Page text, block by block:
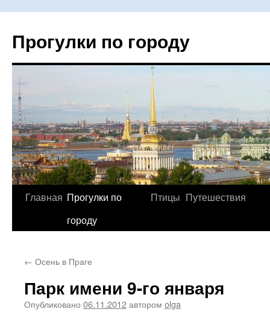
Прогулки по городу
Перейти
Главная Прогулки по
городу
Птицы Путешествия
← Осень в Праге
Парк имени 9-го января
Опубликовано 06.11.2012автором olga